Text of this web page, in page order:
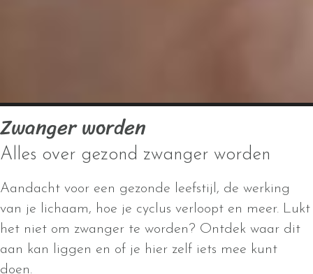
Zwanger worden
Alles over gezond zwanger worden
Aandacht voor een gezonde leefstijl, de werking
van je lichaam, hoe je cyclus verloopt en meer. Lukt
het niet om zwanger te worden? Ontdek waar dit
aan kan liggen en of je hier zelf iets mee kunt
doen.